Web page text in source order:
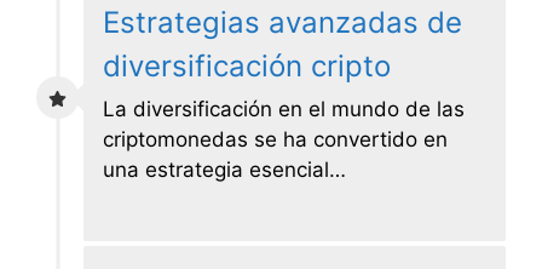
Estrategias avanzadas de
diversificación cripto
La diversificación en el mundo de las
criptomonedas se ha convertido en
una estrategia esencial…